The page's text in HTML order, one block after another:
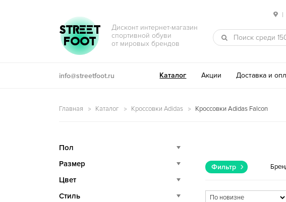
|
Перейти к навигации
Перейти к содержимому
STREET
FOOT
Дисконт интернет-магазин
спортивной обуви
от мировых брендов
info@streetfoot.ru Каталог Акции Доставка и
Главная Каталог Кроссовки Adidas Кроссовки Adidas Falcon
Фильтр
Пол
Размер
Цвет
Стиль